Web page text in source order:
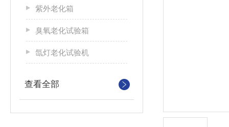
紫外老化箱
臭氧老化试验箱
氙灯老化试验机
查看全部